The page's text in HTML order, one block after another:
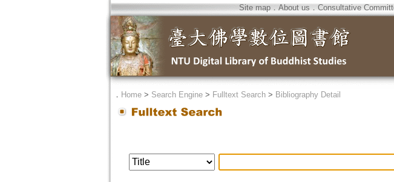
Site map．About us ． Consultative
． Home> Search Engine> Fulltext Search> Bibliography Detail